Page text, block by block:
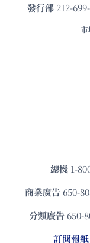
發⾏部 212-
總機 1-
商業廣告 650-
分類廣告 650-
訂閱報紙